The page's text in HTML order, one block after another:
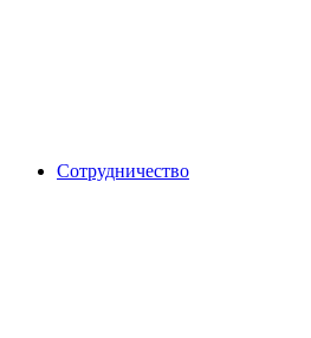
Сотрудничество